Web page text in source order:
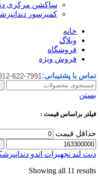
ساکشن مرکزی
کمپرسور
خانه
وبلاگ
فروشگاه
فروش ویژه
تماس با پشتیبانی:622-7991
بستن
فیلتر براساس قیمت :
حداقل قیمت
دنت لند تجهیزات اندو
Showing all 11 results